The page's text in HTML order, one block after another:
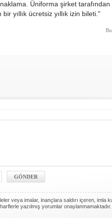
Üniforma şirket
yıllık ücretsiz yıllık izin bileti."
veya imalar, inançlara saldırı içeren, imla
yazılmış yorumlar onaylanmamaktadır.